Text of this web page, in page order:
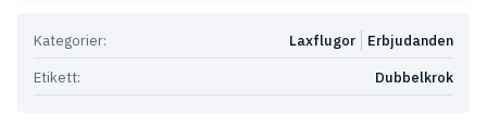
Kategorier: Erbjudanden
Laxflugor
Etikett:
Dubbelkrok